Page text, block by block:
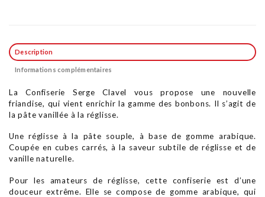
Description
Informations complémentaires
La Confiserie Serge Clavel vous propose une nouvelle
friandise, qui vient enrichir la gamme des bonbons. Il s’agit de
la pâte vanillée à la réglisse.
Une réglisse à la pâte souple, à base de gomme arabique.
Coupée en cubes carrés, à la saveur subtile de réglisse et de
vanille naturelle.
Pour les amateurs de réglisse, cette confiserie est d’une
douceur extrême. Elle se compose de gomme arabique, qui